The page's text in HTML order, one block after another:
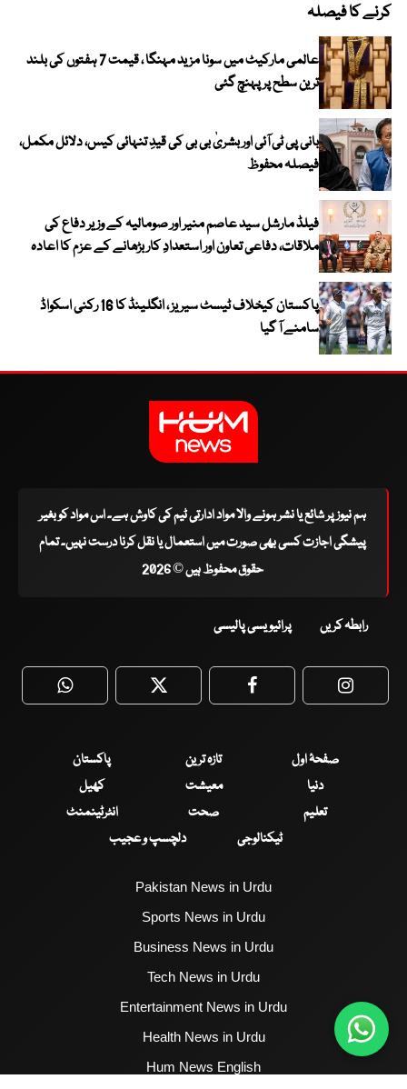
کرنے کا فیصلہ
عالمی مارکیٹ میں سونا مزید مہنگا ، قیمت 7 ہفتوں کی بلند
ترین سطح پر پہنچ گئی
بانی پی ٹی آئی اور بشریٰ بی بی کی قیدِ تنہائی کیس، دلائل مکمل،
فیصلہ محفوظ
فیلڈ مارشل سید عاصم منیر اور صومالیہ کے وزیر دفاع کی
ملاقات، دفاعی تعاون اور استعدادِ کار بڑھانے کے عزم کا اعادہ
پاکستان کیخلاف ٹیسٹ سیریز ، انگلینڈ کا 16 رکنی اسکواڈ
سامنے آ گیا
ہم نیوز پر شائع یا نشر ہونے والا مواد ادارتی ٹیم کی کاوش ہے۔ اس مواد کو بغیر
پیشگی اجازت کسی بھی صورت میں استعمال یا نقل کرنا درست نہیں۔ تمام
حقوق محفوظ ہیں © 2026
رابطہ کریں پرائیویسی پالیسی
WhatsApp Twitter Facebook
صفحۂ اول تازہ ترین
پاکستان
دنیا
معیشت
کھیل
تعلیم
صحت
انٹرٹینمنٹ
ٹیکنالوجی
دلچسپ و عجیب
Pakistan News in Urdu
Sports News in Urdu
Business News in Urdu
Tech News in Urdu
Entertainment News in Urdu
Health News in Urdu
Hum News English